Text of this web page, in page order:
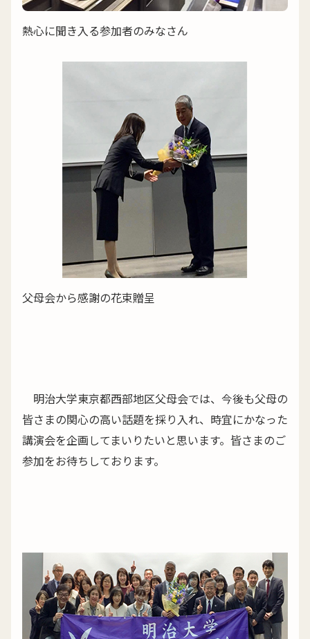
熱心に聞き入る参加者のみなさん
父母会から感謝の花束贈呈
明治大学東京都西部地区父母会では、今後も父母の
皆さまの関心の高い話題を採り入れ、時宜にかなった
講演会を企画してまいりたいと思います。皆さまのご
参加をお待ちしております。